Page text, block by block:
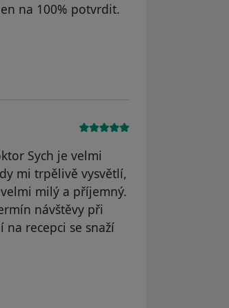
na 100% potvrdit.
Sych je velmi
mi trpělivě vysvětlí,
milý a příjemný.
návštěvy při
recepci se snaží
C